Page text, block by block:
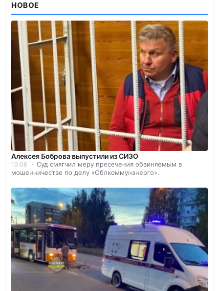
НОВОЕ
Алексея Боброва выпустили из СИЗО
10.08
Суд смягчил меру пресечения обвиняемым в
мошенничестве по делу «Облкоммунэнерго».